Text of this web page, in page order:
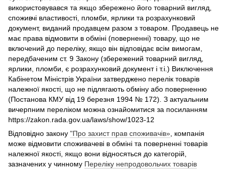
використовувався та якщо збережено його товарний вигляд,
споживчі властивості, пломби, ярлики та розрахунковий
документ, виданий продавцем разом з товаром. Продавець не
має права відмовити в обміні (поверненні) товару, що не
включений до переліку, якщо він відповідає всім вимогам,
передбаченим ст. 9 Закону (збережений товарний вигляд,
ярлики, пломби, є розрахунковий документ і т.і.) Виключення
Кабінетом Міністрів України затверджено перелік товарів
належної якості, що не підлягають обміну або поверненню
(Постанова КМУ від 19 березня 1994 № 172). З актуальним
вичерпним переліком можна ознайомитися за посиланням
https://zakon.rada.gov.ua/laws/show/1023-12
Відповідно закону "Про захист прав споживачів» , компанія
може відмовити споживачеві в обміні та поверненні товарів
належної якості, якщо вони відносяться до категорій,
зазначених у чинному Переліку непродовольчих товарів